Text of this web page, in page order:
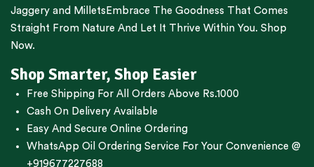
Jaggery and Millets Embrace The Goodness That Comes
Straight From Nature And Let It Thrive Within You. Shop
Now.
Shop Smarter, Shop Easier
Free Shipping For All Orders Above Rs.1000
Cash On Delivery Available
Easy And Secure Online Ordering
WhatsApp Oil Ordering Service For Your Convenience @
+919677227688